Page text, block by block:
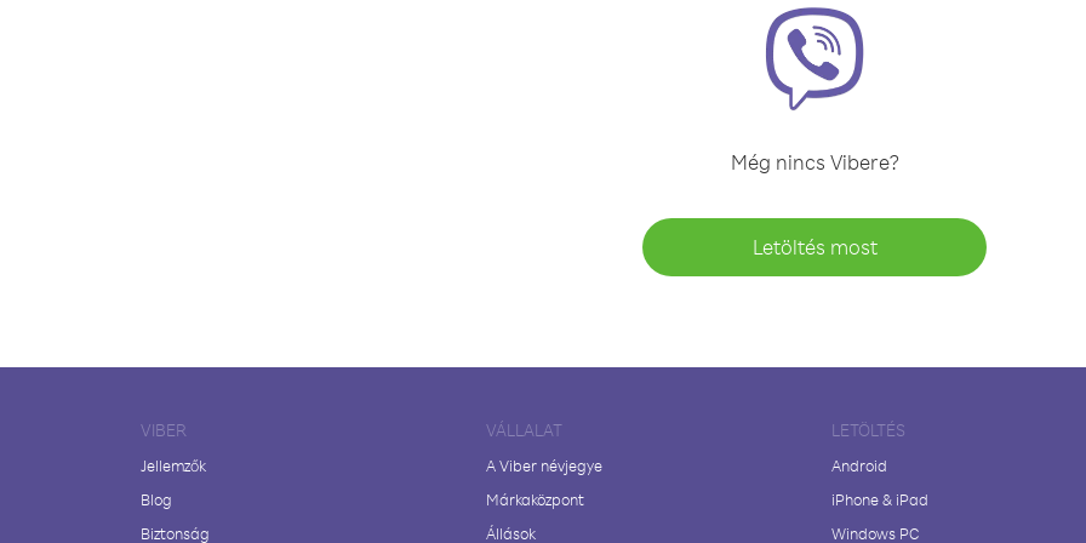
Még nincs Vibere?
Letöltés most
VIBER
Jellemzők
Blog
Biztonság
VÁLLALAT
A Viber névjegye
Márkaközpont
Állások
LETÖLTÉS
Android
iPhone & iPad
Windows PC